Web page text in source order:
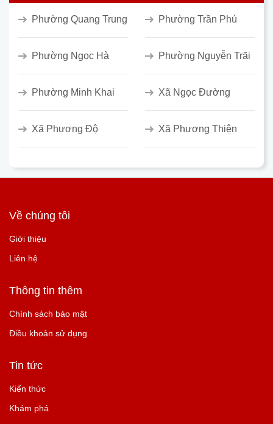
Phường Quang Trung Phường Trần Phú
Phường Ngọc Hà Phường Nguyễn Trãi
Phường Minh Khai Xã Ngọc Đường
Xã Phương Độ Xã Phương Thiện
Về chúng tôi
Giới thiệu
Liên hệ
Thông tin thêm
Chính sách bảo mật
Điều khoản sử dụng
Tin tức
Kiến thức
Khám phá